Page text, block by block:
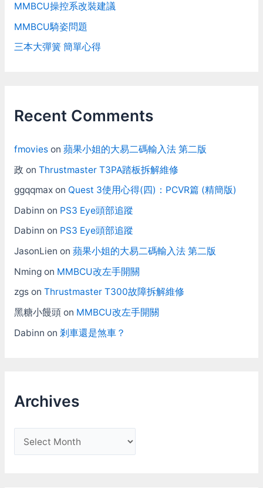
MMBCU操控系改裝建議
MMBCU騎姿問題
三本大彈簧 簡單心得
Recent Comments
fmovieson 蘋果小姐的大易二碼輸入法 第二版
政 on Thrustmaster T3PA踏板拆解維修
ggqqmaxon Quest 3使用心得(四)：PCVR篇 (精簡版)
Dabinn on PS3 Eye頭部追蹤
Dabinn on PS3 Eye頭部追蹤
JasonLien on 蘋果小姐的大易二碼輸入法 第二版
Nmingon MMBCU改左手開關
zgson Thrustmaster T300故障拆解維修
黑糖小饅頭on MMBCU改左手開關
Dabinn on 剎車還是煞車？
Archives
r